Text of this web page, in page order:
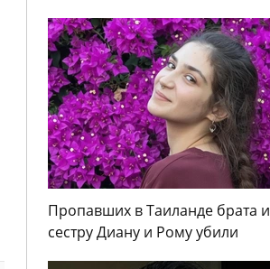
Пропавших в Таиланде брата и
сестру Диану и Рому убили